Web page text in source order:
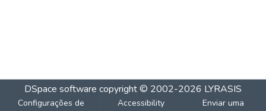
DSpace software copyright © 2002-2026 LYRASIS
Configurações de
Accessibility
Enviar uma